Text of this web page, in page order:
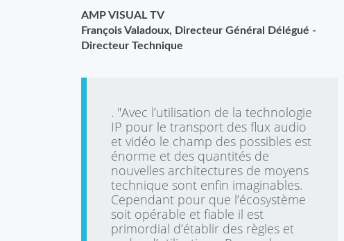
AMP VISUAL TV
François Valadoux, Directeur Général Délégué -
Directeur Technique
. "Avec l’utilisation de la technologie
IP pour le transport des flux audio
et vidéo le champ des possibles est
énorme et des quantités de
nouvelles architectures de moyens
technique sont enfin imaginables.
Cependant pour que l’écosystème
soit opérable et fiable il est
primordial d’établir des règles et